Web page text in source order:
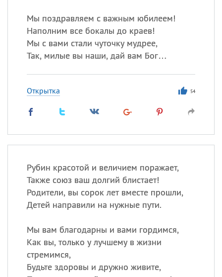
Мы поздравляем с важным юбилеем!
Наполним все бокалы до краев!
Мы с вами стали чуточку мудрее,
Так, милые вы наши, дай вам Бог…
Открытка 54
Рубин красотой и величием поражает,
Также союз ваш долгий блистает!
Родители, вы сорок лет вместе прошли,
Детей направили на нужные пути.
Мы вам благодарны и вами гордимся,
Как вы, только у лучшему в жизни
стремимся,
Будьте здоровы и дружно живите,